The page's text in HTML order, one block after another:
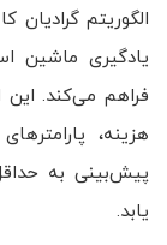
الگوریتم گرادیان
یادگیری ماشین
فراهم می‌کند.
هزینه،
پیش‌بینی به
یابد.